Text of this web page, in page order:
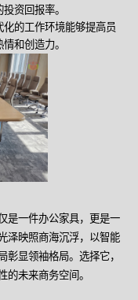
资回报率。
的工作环境能够提高员
和创造力。
是一件办公家具，更是一
泽映照商海沉浮，以智能
彰显领袖格局。选择它，
的未来商务空间。